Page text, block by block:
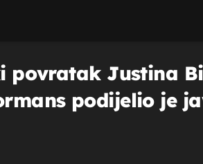
povratak Justina
podijelio je